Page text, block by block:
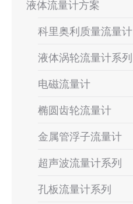
液体流量计方案
科里奥利质量流量计
液体涡轮流量计系列
电磁流量计
椭圆齿轮流量计
金属管浮子流量计
超声波流量计系列
孔板流量计系列